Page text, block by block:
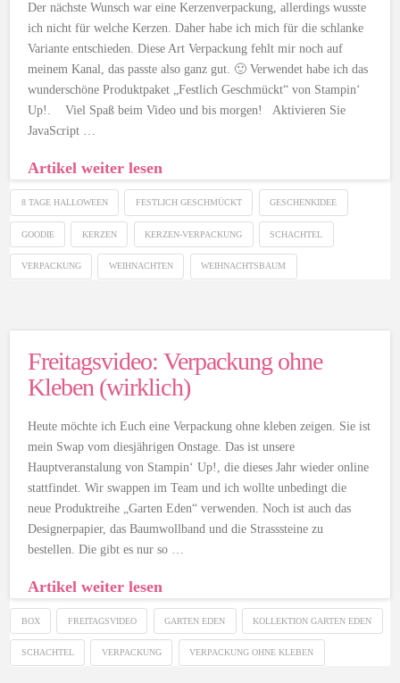
Der nächste Wunsch war eine Kerzenverpackung, allerdings wusste
ich nicht für welche Kerzen. Daher habe ich mich für die schlanke
Variante entschieden. Diese Art Verpackung fehlt mir noch auf
meinem Kanal, das passte also ganz gut. 🙂 Verwendet habe ich das
wunderschöne Produktpaket „Festlich Geschmückt“ von Stampin‘
Up!. Viel Spaß beim Video und bis morgen! Aktivieren Sie
JavaScript …
Artikel weiter lesen
8 TAGE HALLOWEEN FESTLICH GESCHMÜCKT GESCHENKIDEE
GOODIE KERZEN KERZEN-VERPACKUNG SCHACHTEL
VERPACKUNG WEIHNACHTEN WEIHNACHTSBAUM
Freitagsvideo: Verpackung ohne
Kleben (wirklich)
Heute möchte ich Euch eine Verpackung ohne kleben zeigen. Sie ist
mein Swap vom diesjährigen Onstage. Das ist unsere
Hauptveranstalung von Stampin‘ Up!, die dieses Jahr wieder online
stattfindet. Wir swappen im Team und ich wollte unbedingt die
neue Produktreihe „Garten Eden“ verwenden. Noch ist auch das
Designerpapier, das Baumwollband und die Strasssteine zu
bestellen. Die gibt es nur so …
Artikel weiter lesen
BOX FREITAGSVIDEO GARTEN EDEN KOLLEKTION GARTEN EDEN
SCHACHTEL VERPACKUNG VERPACKUNG OHNE KLEBEN